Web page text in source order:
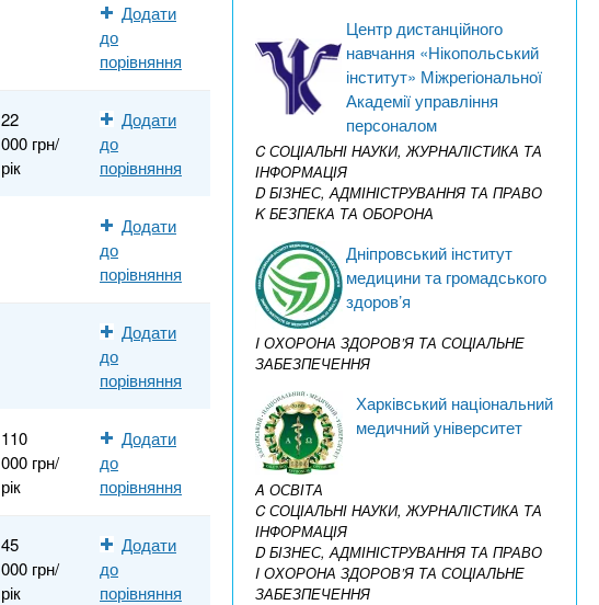
Додати
до
порівняння
22
000 грн/
рік
Додати
до
порівняння
Додати
до
порівняння
Додати
до
порівняння
110
000 грн/
рік
Додати
до
порівняння
45
000 грн/
рік
Додати
до
порівняння
Центр дистанційного
навчання «Нікопольський
інститут» Міжрегіональної
Академії управління
персоналом
C СОЦІАЛЬНІ НАУКИ, ЖУРНАЛІСТИКА ТА
ІНФОРМАЦІЯ
D БІЗНЕС, АДМІНІСТРУВАННЯ ТА ПРАВО
K БЕЗПЕКА ТА ОБОРОНА
Дніпровський інститут
медицини та громадського
здоров’я
I ОХОРОНА ЗДОРОВ’Я ТА СОЦІАЛЬНЕ
ЗАБЕЗПЕЧЕННЯ
Харківський національний
медичний університет
A ОСВІТА
C СОЦІАЛЬНІ НАУКИ, ЖУРНАЛІСТИКА ТА
ІНФОРМАЦІЯ
D БІЗНЕС, АДМІНІСТРУВАННЯ ТА ПРАВО
I ОХОРОНА ЗДОРОВ’Я ТА СОЦІАЛЬНЕ
ЗАБЕЗПЕЧЕННЯ